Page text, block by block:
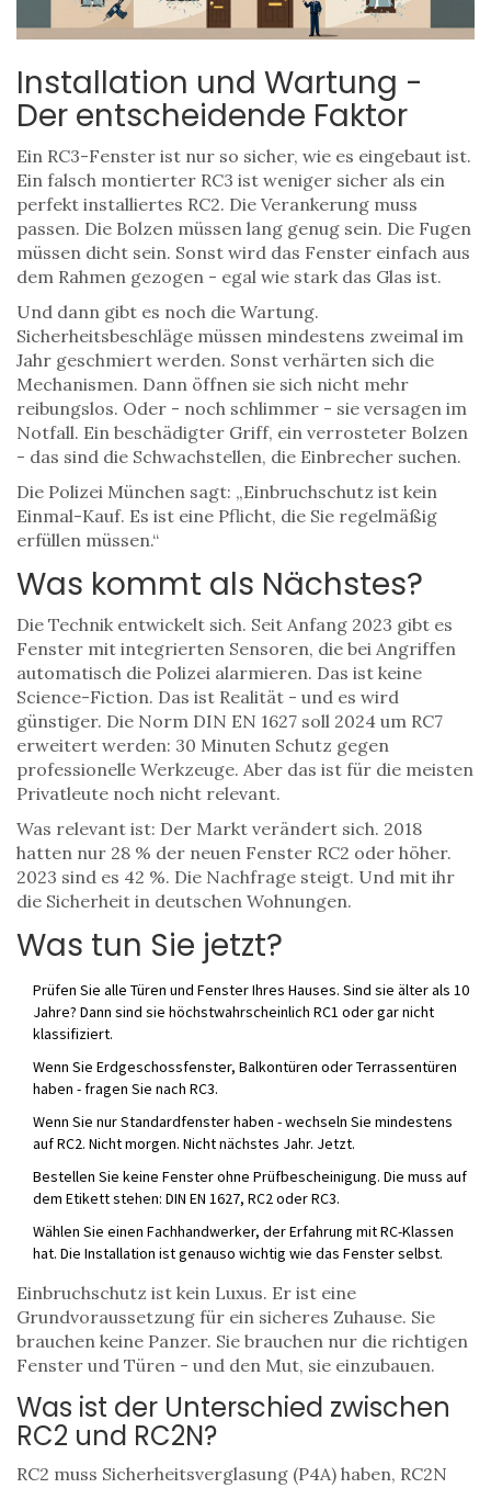
Installation und Wartung -
Der entscheidende Faktor
Ein RC3-Fenster ist nur so sicher, wie es eingebaut ist.
Ein falsch montierter RC3 ist weniger sicher als ein
perfekt installiertes RC2. Die Verankerung muss
passen. Die Bolzen müssen lang genug sein. Die Fugen
müssen dicht sein. Sonst wird das Fenster einfach aus
dem Rahmen gezogen - egal wie stark das Glas ist.
Und dann gibt es noch die Wartung.
Sicherheitsbeschläge müssen mindestens zweimal im
Jahr geschmiert werden. Sonst verhärten sich die
Mechanismen. Dann öffnen sie sich nicht mehr
reibungslos. Oder - noch schlimmer - sie versagen im
Notfall. Ein beschädigter Griff, ein verrosteter Bolzen
- das sind die Schwachstellen, die Einbrecher suchen.
Die Polizei München sagt: „Einbruchschutz ist kein
Einmal-Kauf. Es ist eine Pflicht, die Sie regelmäßig
erfüllen müssen.“
Was kommt als Nächstes?
Die Technik entwickelt sich. Seit Anfang 2023 gibt es
Fenster mit integrierten Sensoren, die bei Angriffen
automatisch die Polizei alarmieren. Das ist keine
Science-Fiction. Das ist Realität - und es wird
günstiger. Die Norm DIN EN 1627 soll 2024 um RC7
erweitert werden: 30 Minuten Schutz gegen
professionelle Werkzeuge. Aber das ist für die meisten
Privatleute noch nicht relevant.
Was relevant ist: Der Markt verändert sich. 2018
hatten nur 28 % der neuen Fenster RC2 oder höher.
2023 sind es 42 %. Die Nachfrage steigt. Und mit ihr
die Sicherheit in deutschen Wohnungen.
Was tun Sie jetzt?
Prüfen Sie alle Türen und Fenster Ihres Hauses. Sind sie älter als 10
Jahre? Dann sind sie höchstwahrscheinlich RC1 oder gar nicht
klassifiziert.
Wenn Sie Erdgeschossfenster, Balkontüren oder Terrassentüren
haben - fragen Sie nach RC3.
Wenn Sie nur Standardfenster haben - wechseln Sie mindestens
auf RC2. Nicht morgen. Nicht nächstes Jahr. Jetzt.
Bestellen Sie keine Fenster ohne Prüfbescheinigung. Die muss auf
dem Etikett stehen: DIN EN 1627, RC2 oder RC3.
Wählen Sie einen Fachhandwerker, der Erfahrung mit RC-Klassen
hat. Die Installation ist genauso wichtig wie das Fenster selbst.
Einbruchschutz ist kein Luxus. Er ist eine
Grundvoraussetzung für ein sicheres Zuhause. Sie
brauchen keine Panzer. Sie brauchen nur die richtigen
Fenster und Türen - und den Mut, sie einzubauen.
Was ist der Unterschied zwischen
RC2 und RC2N?
RC2 muss Sicherheitsverglasung (P4A) haben, RC2N